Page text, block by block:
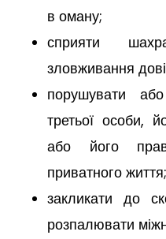
в оману;
сприяти
зловживання
порушувати
третьої особи,
або його
приватного життя;
закликати до
розпалювати